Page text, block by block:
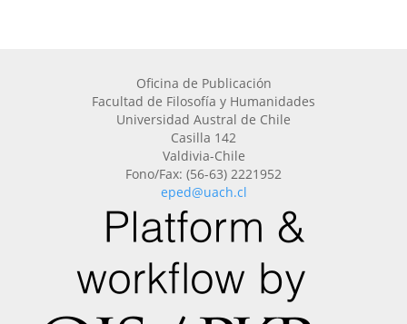
Oficina de Publicación
Facultad de Filosofía y Humanidades
Universidad Austral de Chile
Casilla 142
Valdivia-Chile
Fono/Fax: (56-63) 2221952
eped@uach.cl